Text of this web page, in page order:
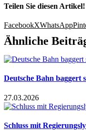
Teilen Sie diesen Artikel!
FacebookXWhatsApp
Ähnliche
Deutsche Bahn baggert
27.03.2026
Schluss mit